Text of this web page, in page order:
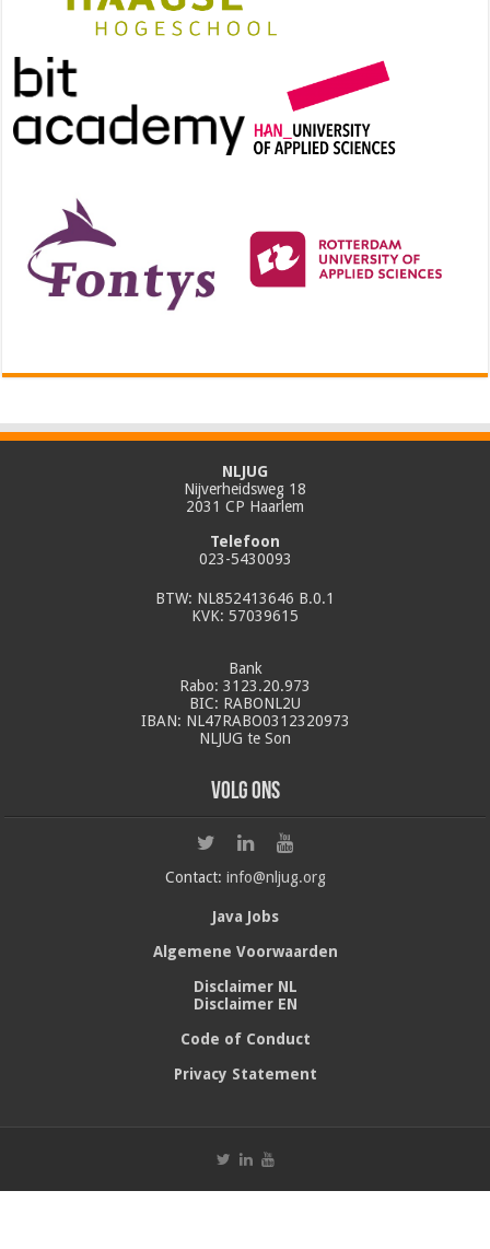
NLJUG
Nijverheidsweg 18
2031 CP Haarlem
Telefoon
023-5430093
BTW: NL852413646 B.0.1
KVK: 57039615
Bank
Rabo: 3123.20.973
BIC: RABONL2U
IBAN: NL47RABO0312320973
NLJUG te Son
Volg ons
Contact: info@nljug.org
Java Jobs
Algemene Voorwaarden
Disclaimer NL
Disclaimer EN
Code of Conduct
Privacy Statement